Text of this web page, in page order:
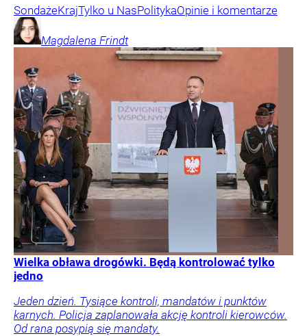
SondażeKrajTylko u NasPolitykaOpinie i komentarze
Magdalena Frindt
Wielka obława drogówki. Będą kontrolować tylko
jedno
Jeden dzień. Tysiące kontroli, mandatów i punktów
karnych. Policja zaplanowała akcję kontroli kierowców.
Od rana posypią się mandaty.